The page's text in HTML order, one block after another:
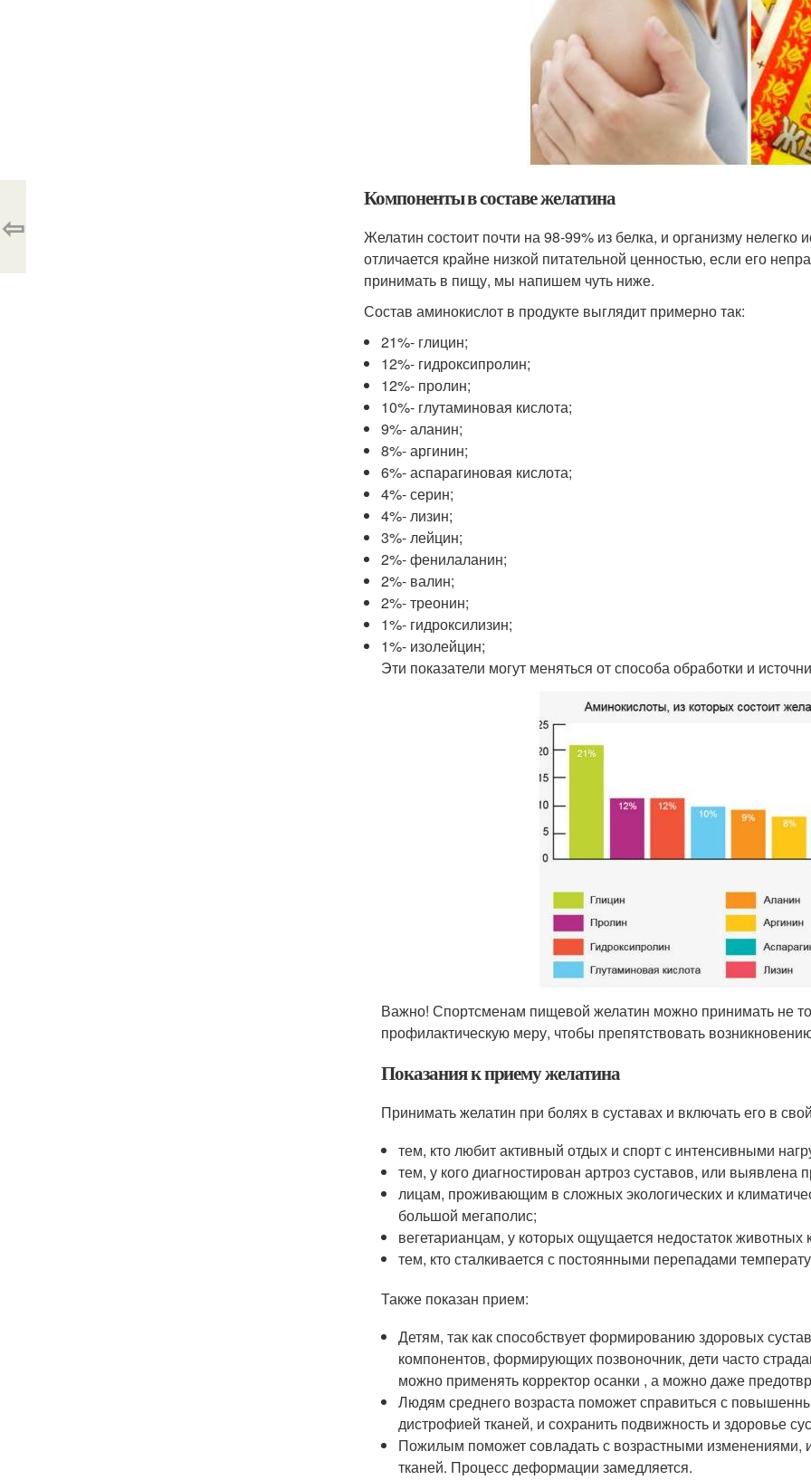
Компоненты в составе желатина
Желатин состоит почти на 98-99% из белка, и организму
отличается крайне низкой питательной ценностью, если его
принимать в пищу, мы напишем чуть ниже.
Состав аминокислот в продукте выглядит примерно так:
21%- глицин;
12%- гидроксипролин;
12%- пролин;
10%- глутаминовая кислота;
9%- аланин;
8%- аргинин;
6%- аспарагиновая кислота;
4%- серин;
4%- лизин;
3%- лейцин;
2%- фенилаланин;
2%- валин;
2%- треонин;
1%- гидроксилизин;
1%- изолейцин;
Эти показатели могут меняться от способа обработки и
Важно! Спортсменам пищевой желатин можно принимать не
профилактическую меру, чтобы препятствовать
Показания к приему желатина
Принимать желатин при болях в суставах и включать его в
тем, кто любит активный отдых и спорт с интенсивными
тем, у кого диагностирован артроз суставов, или выявлена
лицам, проживающим в сложных экологических и
большой мегаполис;
вегетарианцам, у которых ощущается недостаток животных
тем, кто сталкивается с постоянными перепадами
Также показан прием:
Детям, так как способствует формированию здоровых
компонентов, формирующих позвоночник, дети часто
можно применять корректор осанки , а можно даже
Людям среднего возраста поможет справиться с
дистрофией тканей, и сохранить подвижность и здоровье
Пожилым поможет совладать с возрастными изменениями,
тканей. Процесс деформации замедляется.
⇦